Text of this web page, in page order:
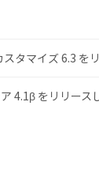
タマイズ 6.3 を
4.1β をリリース